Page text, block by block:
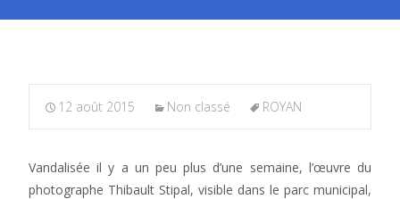
12 août 2015 Non classé ROYAN
Vandalisée il y a un peu plus d’une semaine, l’œuvre du
photographe Thibault Stipal, visible dans le parc municipal,